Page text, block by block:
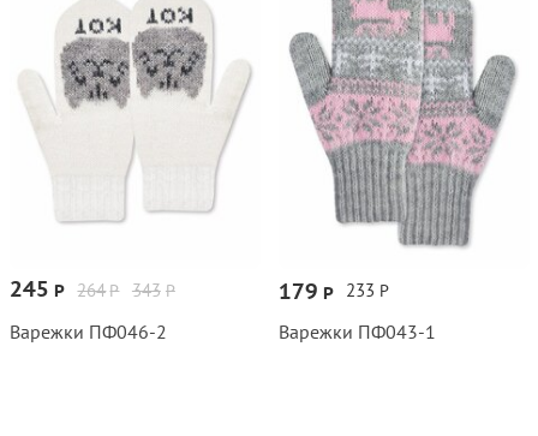
343 Р
264Р
245 Р
Варежки ПФ046‑2
233 Р
179 Р
Варежки ПФ043‑1